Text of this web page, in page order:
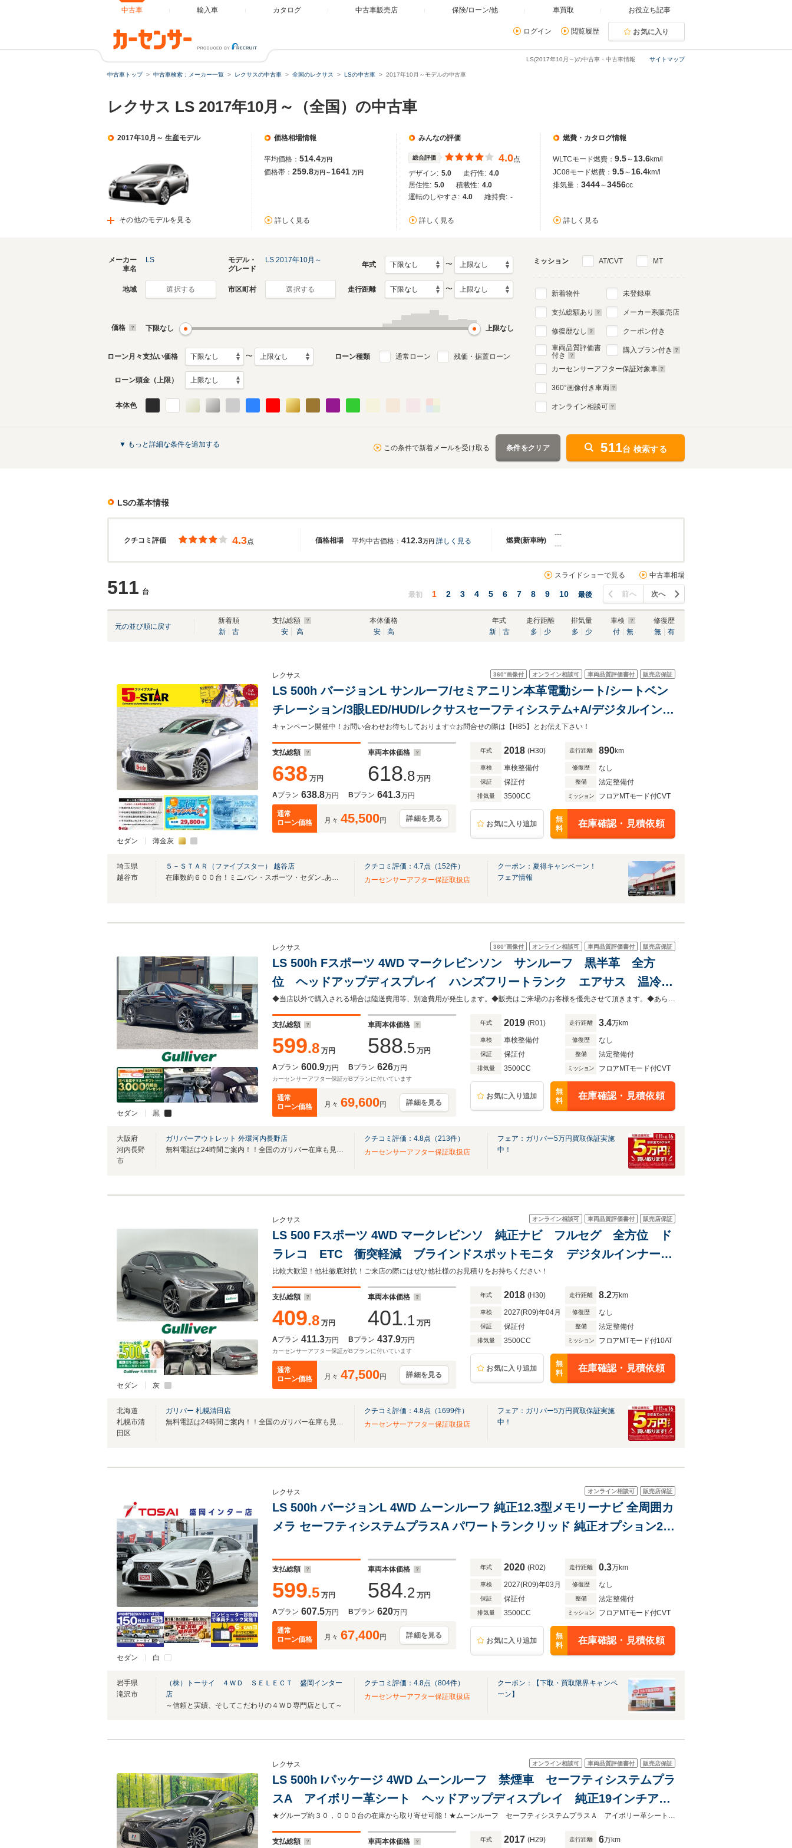
中古車 輸入車 カタログ 中古車販売店 保険/ローン/他 車買取 お役立ち記事
ログイン 閲覧履歴 お気に入り
サイトマップ
LS(2017年10月～)の中古車・中古車情報
中古車トップ 中古車検索：メーカー一覧 レクサスの中古車 全国のレクサス LSの中古車 2017年10月～モデルの中古車
レクサス LS 2017年10月～（全国）の中古車
2017年10月～ 生産モデル
その他のモデルを見る
価格相場情報
平均価格： 514.4万円
価格帯： 259.8万円～1641 万円
詳しく見る
みんなの評価
総合評価 4.0点
デザイン: 5.0 走行性: 4.0
居住性: 5.0 積載性: 4.0
運転のしやすさ: 4.0 維持費: -
詳しく見る
燃費・カタログ情報
WLTCモード燃費： 9.5～ 13.6km/l
JC08モード燃費： 9.5～ 16.4km/l
排気量： 3444～3456cc
詳しく見る
LSのカタログを見る
メーカー
車名
LS
モデル・
グレード
LS 2017年10月～
年式 〜
地域 選択する 市区町村 選択する 走行距離 〜
価格 下限なし 上限なし
ローン月々支払い価格 〜 ローン種類 通常ローン 残価・据置ローン
ローン頭金（上限）
本体色
ミッション AT/CVT MT
新着物件
支払総額あり
修復歴なし
車両品質評価書
付き
未登録車
メーカー系販売店
クーポン付き
購入プラン付き
カーセンサーアフター保証対象車
360°画像付き車両
オンライン相談可
▼ もっと詳細な条件を追加する この条件で新着メールを受け取る 条件をクリア 511台 検索する
LSの基本情報
クチコミ評価 価格相場 燃費(新車時)
4.3点 平均中古価格： 412.3万円 詳しく見る
---
---
511 台
スライドショーで見る 中古車相場
最初 1 2 3 4 5 6 7 8 9 10 最後 前へ 次へ
元の並び順に戻す
新着順
新
古
支払総額
安
高
本体価格
安
高
年式
新
古
走行距離
多
少
排気量
多
少
車検
付
無
修復歴
無
有
セダン 薄金灰
360°画像付 オンライン相談可 車両品質評価書付 販売店保証
レクサス
LS 500h バージョンL サンルーフ/セミアニリン本革電動シート/シートベン
チレーション/3眼LED/HUD/レクサスセーフティシステム+A/デジタルインナ
ーミラー/レーダークルコン/100V電源/アラウンドビューモニター
キャンペーン開催中！お問い合わせお待ちしております☆お問合せの際は【H85】とお伝え下さい！
支払総額
638 万円
車両本体価格
618.8 万円
Aプラン 638.8万円 Bプラン 641.3万円
通常
ローン価格
月々 45,500円 詳細を見る
年式 2018 (H30) 走行距離 890km
車検 車検整備付 修復歴 なし
保証 保証付 整備 法定整備付
排気量 3500CC ミッション フロアMTモード付CVT
お気に入り追加
無
料
在庫確認・見積依頼
埼玉県
越谷市
５－ＳＴＡＲ（ファイブスター） 越谷店
在庫数約６００台！ミニバン・スポーツ・セダン..あなたの「欲しい」が見つかります！
クチコミ評価： 4.7点（ 152件）
カーセンサーアフター保証取扱店
クーポン：夏得キャンペーン！
フェア情報
セダン 黒
360°画像付 オンライン相談可 車両品質評価書付 販売店保証
レクサス
LS 500h Fスポーツ 4WD マークレビンソン サンルーフ 黒半革 全方
位 ヘッドアップディスプレイ ハンズフリートランク エアサス 温冷
席 カードキー ステアリングヒーター 衝突軽減 ブラインドスポットモ
ニター ETC ドラレコ
◆当店以外で購入される場合は陸送費用等、別途費用が発生します。◆販売はご来場のお客様を優先させて頂きます。◆あらかじめご確認下さい※販売は一般のお客様に限ります。
支払総額
599.8 万円
車両本体価格
588.5 万円
Aプラン 600.9万円 Bプラン 626万円
カーセンサーアフター保証がBプランに付いています
通常
ローン価格
月々 69,600円 詳細を見る
年式 2019 (R01) 走行距離 3.4万km
車検 車検整備付 修復歴 なし
保証 保証付 整備 法定整備付
排気量 3500CC ミッション フロアMTモード付CVT
お気に入り追加
無
料
在庫確認・見積依頼
大阪府
河内長野
市
ガリバーアウトレット 外環河内長野店
無料電話は24時間ご案内！！全国のガリバー在庫も見たい方は一括照会が可能です！
クチコミ評価： 4.8点（213件）
カーセンサーアフター保証取扱店
フェア：ガリバー5万円買取保証実施
中！
セダン 灰
オンライン相談可 車両品質評価書付 販売店保証
レクサス
LS 500 Fスポーツ 4WD マークレビンソ 純正ナビ フルセグ 全方位 ド
ラレコ ETC 衝突軽減 ブラインドスポットモニタ デジタルインナーミ
ラー ヘッドアップディスプレイ 電動リアゲート 純正アルミホイール
純正フロアマット
比較大歓迎！他社徹底対抗！ご来店の際にはぜひ他社様のお見積りをお持ちください！
支払総額
409.8 万円
車両本体価格
401.1 万円
Aプラン 411.3万円 Bプラン 437.9万円
カーセンサーアフター保証がBプランに付いています
通常
ローン価格
月々 47,500円 詳細を見る
年式 2018 (H30) 走行距離 8.2万km
車検 2027(R09)年04月 修復歴 なし
保証 保証付 整備 法定整備付
排気量 3500CC ミッション フロアMTモード付10AT
お気に入り追加
無
料
在庫確認・見積依頼
北海道
札幌市清
田区
ガリバー 札幌清田店
無料電話は24時間ご案内！！全国のガリバー在庫も見たい方は一括照会が可能です！
クチコミ評価： 4.8点（ 1699件）
カーセンサーアフター保証取扱店
フェア：ガリバー5万円買取保証実施
中！
セダン 白
オンライン相談可 販売店保証
レクサス
LS 500h バージョンL 4WD ムーンルーフ 純正12.3型メモリーナビ 全周囲カ
メラ セーフティシステムプラスA パワートランクリッド 純正オプション20
AC100V電源
支払総額
599.5 万円
車両本体価格
584.2 万円
Aプラン 607.5万円 Bプラン 620万円
通常
ローン価格
月々 67,400円 詳細を見る
年式 2020 (R02) 走行距離 0.3万km
車検 2027(R09)年03月 修復歴 なし
保証 保証付 整備 法定整備付
排気量 3500CC ミッション フロアMTモード付CVT
お気に入り追加
無
料
在庫確認・見積依頼
岩手県
滝沢市
（株）トーサイ ４ＷＤ ＳＥＬＥＣＴ 盛岡インター
店
～信頼と実績、そしてこだわりの４ＷＤ専門店として～
クチコミ評価： 4.8点（804件）
カーセンサーアフター保証取扱店
クーポン：【下取・買取限界キャンペ
ーン】
オンライン相談可 車両品質評価書付 販売店保証
レクサス
LS 500h Iパッケージ 4WD ムーンルーフ 禁煙車 セーフティシステムプラ
スA アイボリー革シート ヘッドアップディスプレイ 純正19インチアル
ミ メモリ付きパワーシート シートベンチレーション 12.3インチナビ
全方位カメラ
★グループ約３０，０００台の在庫から取り寄せ可能！★ムーンルーフ セーフティシステムプラスＡ アイボリー革シート ヘッドアップディスプレイ 禁煙車
支払総額 車両本体価格 年式 2017 (H29) 走行距離 6万km